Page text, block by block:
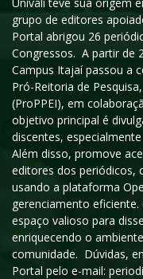
grupo de editores
Portal abrigou 26
Congressos. A partir de
Campus Itajaí passou a
Pró-Reitoria de
(ProPPEI), em
objetivo principal é
discentes,
Além disso, promove
editores dos periódicos,
usando a plataforma
gerenciamento
espaço valioso para
enriquecendo o
comunidade. Dúvidas,
Portal pelo e-mail: